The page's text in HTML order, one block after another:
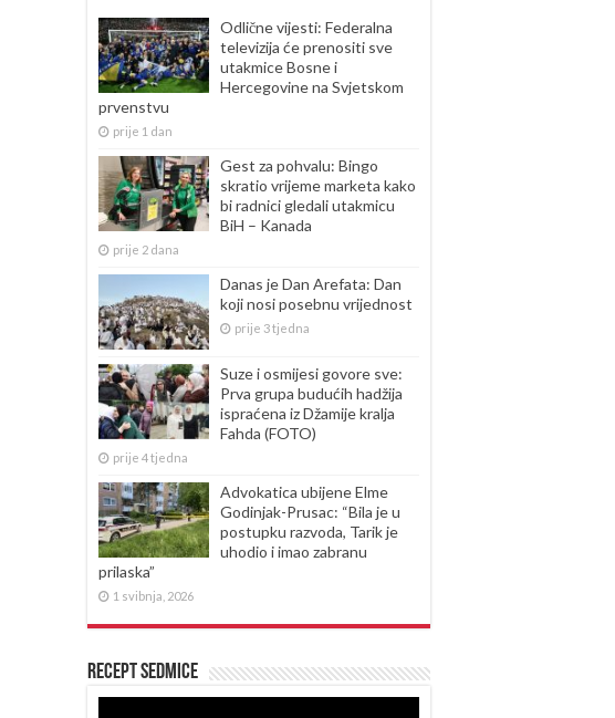
Odlične vijesti: Federalna
televizija će prenositi sve
utakmice Bosne i
Hercegovine na Svjetskom
prvenstvu
prije 1 dan
Gest za pohvalu: Bingo
skratio vrijeme marketa kako
bi radnici gledali utakmicu
BiH – Kanada
prije 2 dana
Danas je Dan Arefata: Dan
koji nosi posebnu vrijednost
prije 3 tjedna
Suze i osmijesi govore sve:
Prva grupa budućih hadžija
ispraćena iz Džamije kralja
Fahda (FOTO)
prije 4 tjedna
Advokatica ubijene Elme
Godinjak-Prusac: “Bila je u
postupku razvoda, Tarik je
uhodio i imao zabranu
prilaska”
1 svibnja, 2026
Recept sedmice